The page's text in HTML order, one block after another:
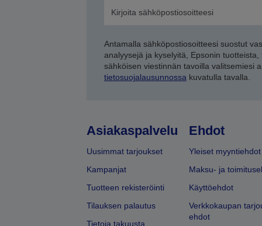
Antamalla sähköpostiosoitteesi suostut
analyysejä ja kyselyitä, Epsonin
sähköisen viestinnän tavoilla valitsemiesi
tietosuojalausunnossakuvatulla tavalla.
Asiakaspalvelu
Uusimmat tarjoukset
Kampanjat
Tuotteen rekisteröinti
Tilauksen palautus
Tietoja takuusta
Ehdot
Yleiset myyntiehdot
Maksu- ja
Käyttöehdot
Verkkokaupan
ehdot